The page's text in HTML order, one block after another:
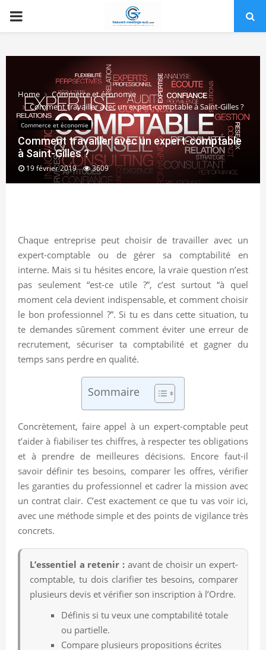
PRIMARY
Home
Commerce et économie
Comment travailler avec un expert-comptable à Saint-Gilles ?
Commerce et économie
Comment travailler avec un expert-comptable
à Saint-Gilles ?
19 février 2019 3609
Chaque entreprise peut choisir de travailler avec un
expert-comptable ou de gérer sa comptabilité en
interne. Mais si tu hésites encore, la vraie question n’est
pas seulement “est-ce utile ?”, c’est surtout “à quel
moment cela devient indispensable, et comment choisir
le bon professionnel ?”. Si tu es dans cette situation, tu
te demandes sûrement comment éviter une erreur de
recrutement, sécuriser ta comptabilité et gagner du
temps sans perdre en qualité.
Sommaire
Concrètement, faire appel à un expert-comptable peut
t’aider à fiabiliser tes chiffres, à respecter tes obligations
et à prendre de meilleures décisions. Encore faut-il
savoir définir tes besoins, comparer les offres, vérifier
les garanties du professionnel et cadrer la mission avec
un contrat clair. C’est exactement ce que tu vas voir ici,
avec une méthode simple et des points de vigilance très
concrets.
L’essentiel a retenir :avant de choisir un expert-
comptable, tu dois clarifier tes besoins, comparer
plusieurs devis et vérifier son inscription à l’Ordre.
Définis si tu veux une comptabilité totale
ou partielle.
Compare plusieurs propositions écrites